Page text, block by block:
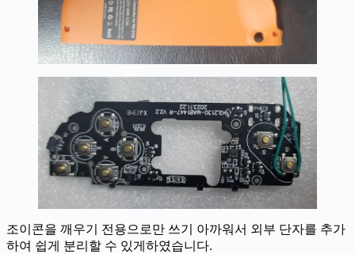
조이콘을 깨우기 전용으로만 쓰기 아까워서 외부 단자를 추가
하여 쉽게 분리할 수 있게하였습니다.